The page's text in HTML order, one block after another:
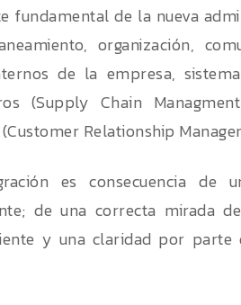
fundamental de la nueva
organización,
de la empresa,
(Supply Chain
Relationship
es consecuencia de
de una correcta mirada
y una claridad por